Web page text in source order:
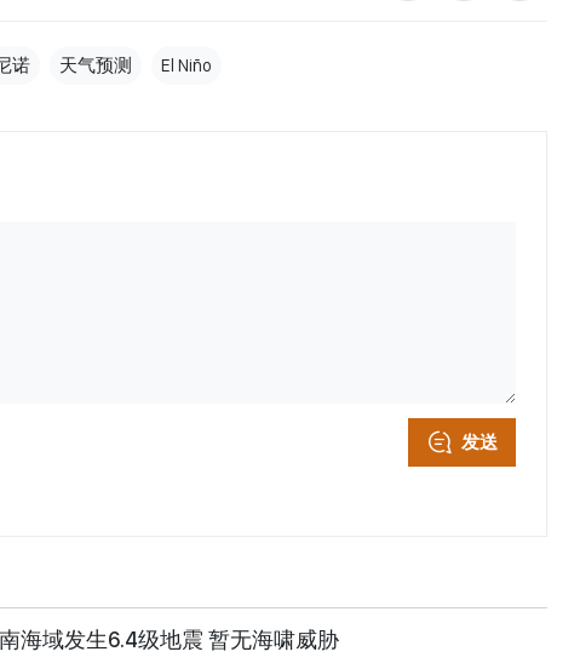
诺 天气预测 El Niño
发送
海域发生6.4级地震 暂无海啸威胁